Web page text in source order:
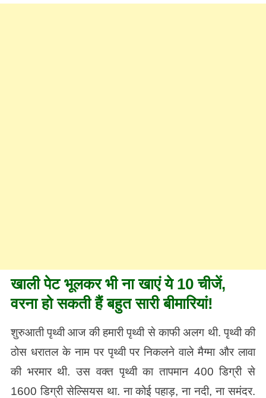
खाली पेट भूलकर भी ना खाएं ये 10 चीजें,
वरना हो सकती हैं बहुत सारी बीमारियां!
शुरुआती पृथ्वी आज की हमारी पृथ्वी से काफी अलग थी. पृथ्वी की
ठोस धरातल के नाम पर पृथ्वी पर निकलने वाले मैग्मा और लावा
की भरमार थी. उस वक्त पृथ्वी का तापमान 400 डिग्री से
1600 डिग्री सेल्सियस था. ना कोई पहाड़, ना नदी, ना समंदर.